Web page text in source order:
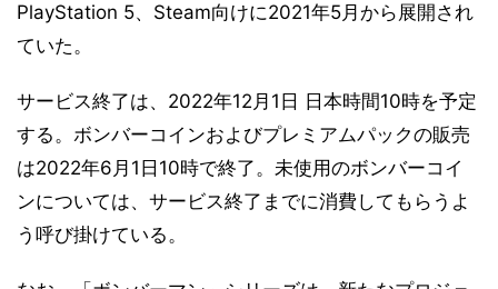
PlayStation 5、Steam向けに2021年5月から展開され
ていた。
サービス終了は、2022年12月1日 日本時間10時を予定
する。ボンバーコインおよびプレミアムパックの販売
は2022年6月1日10時で終了。未使用のボンバーコイ
ンについては、サービス終了までに消費してもらうよ
う呼び掛けている。